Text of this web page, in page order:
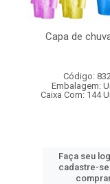
Capa de
Código:
Embalagem:
Caixa Com: 144
Faça seu
cadastre-